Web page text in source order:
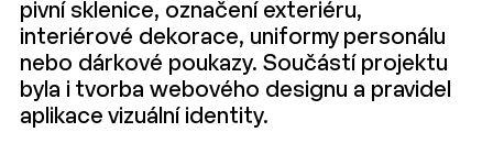
pivní sklenice, označení exteriéru,
interiérové dekorace, uniformy personálu
nebo dárkové poukazy. Součástí projektu
byla i tvorba webového designu a pravidel
aplikace vizuální identity.